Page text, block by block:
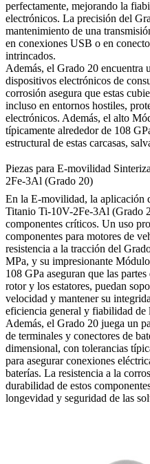
perfectamente, mejorando la
electrónicos. La precisión del
mantenimiento de una
en conexiones USB o en
intrincados.
Además, el Grado 20 encuentra
dispositivos electrónicos de
corrosión asegura que estas
incluso en entornos hostiles,
electrónicos. Además, el alto
típicamente alrededor de 108
estructural de estas carcasas,
Piezas para E-movilidad
2Fe-3Al (Grado 20)
En la E-movilidad, la aplicación
Titanio Ti-10V-2Fe-3Al (Grado
componentes críticos. Un uso
componentes para motores de
resistencia a la tracción del
MPa, y su impresionante
108 GPa aseguran que las
rotor y los estatores, puedan
velocidad y mantener su
eficiencia general y fiabilidad de
Además, el Grado 20 juega un
de terminales y conectores de
dimensional, con tolerancias
para asegurar conexiones
baterías. La resistencia a la
durabilidad de estos
longevidad y seguridad de las